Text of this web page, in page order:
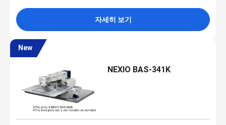
자세히 보기
New
NEXIO BAS-341K